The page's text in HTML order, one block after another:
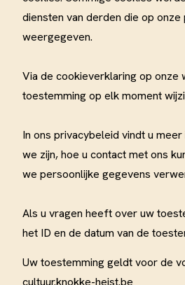
diensten van derden die op onze
weergegeven.
Via de cookieverklaring op onze
toestemming op elk moment
In ons privacybeleid vindt u
we zijn, hoe u contact met ons
we persoonlijke gegevens
Als u vragen heeft over uw
het ID en de datum van de
Uw toestemming geldt voor de
cultuur.knokke-heist.be